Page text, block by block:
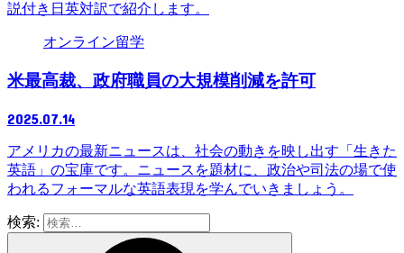
説付き日英対訳で紹介します。
オンライン留学
米最高裁、政府職員の大規模削減を許可
2025.07.14
アメリカの最新ニュースは、社会の動きを映し出す「生きた
英語」の宝庫です。ニュースを題材に、政治や司法の場で使
われるフォーマルな英語表現を学んでいきましょう。
検索: